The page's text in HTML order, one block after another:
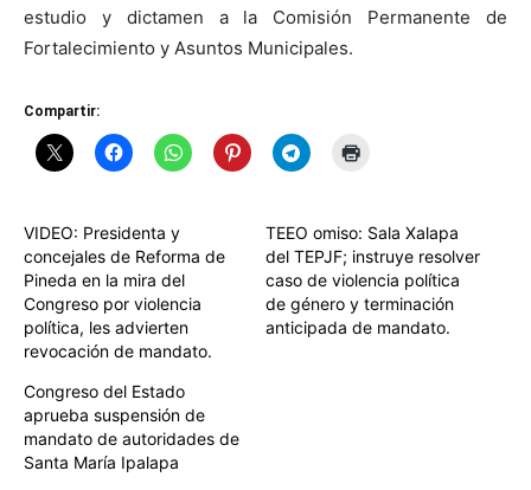
estudio y dictamen a la Comisión Permanente de
Fortalecimiento y Asuntos Municipales.
Compartir:
VIDEO: Presidenta y
concejales de Reforma de
Pineda en la mira del
Congreso por violencia
política, les advierten
revocación de mandato.
TEEO omiso: Sala Xalapa
del TEPJF; instruye resolver
caso de violencia política
de género y terminación
anticipada de mandato.
Congreso del Estado
aprueba suspensión de
mandato de autoridades de
Santa María Ipalapa